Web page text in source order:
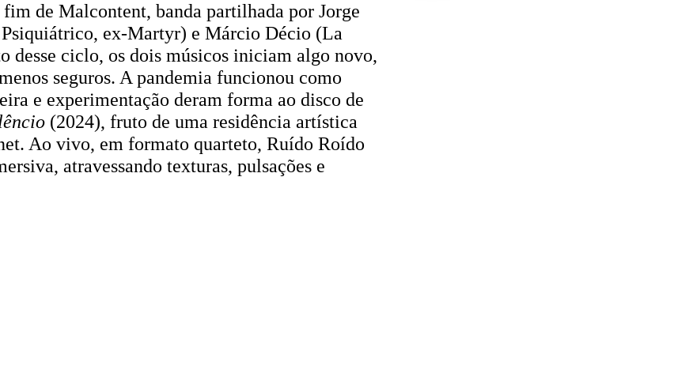
de Malcontent, banda partilhada por Jorge
ex-Martyr) e Márcio Décio (La
desse ciclo, os dois músicos iniciam algo novo,
seguros. A pandemia funcionou como
e experimentação deram forma ao disco de
(2024), fruto de uma residência artística
Ao vivo, em formato quarteto, Ruído Roído
atravessando texturas, pulsações e